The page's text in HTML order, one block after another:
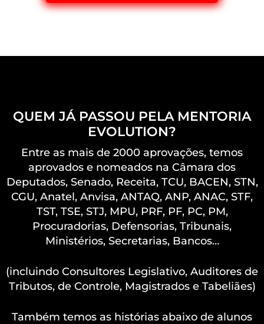
QUEM JÁ PASSOU PELA MENTORIA
EVOLUTION?
Entre as mais de 2000 aprovações, temos
aprovados e nomeados na Câmara dos
Deputados, Senado, Receita, TCU, BACEN, STN,
CGU, Anatel, Anvisa, ANTAQ, ANP, ANAC, STF,
TST, TSE, STJ, MPU, PRF, PF, PC, PM,
Procuradorias, Defensorias, Tribunais,
Ministérios, Secretarias, Bancos…
(incluindo Consultores Legislativo, Auditores de
Tributos, de Controle, Magistrados e Tabeliães)
Também temos as histórias abaixo de alunos